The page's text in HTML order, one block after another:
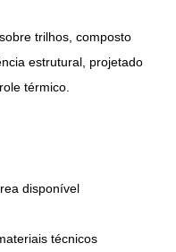
trilhos, composto
estrutural, projetado
térmico.
disponível
técnicos